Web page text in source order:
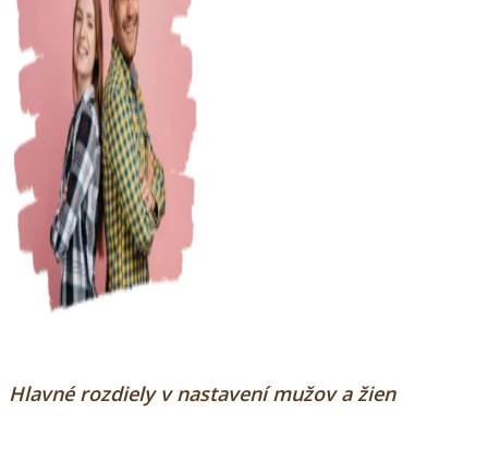
Hlavné rozdiely v nastavení mužov a žien